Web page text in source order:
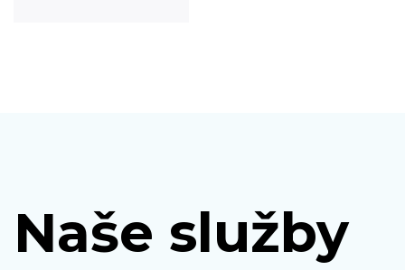
Naše služby